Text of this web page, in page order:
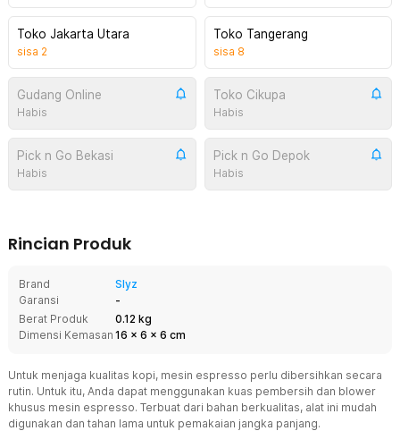
Toko Jakarta Utara
sisa 2
Toko Tangerang
sisa 8
Gudang Online
Habis
Toko Cikupa
Habis
Pick n Go Bekasi
Habis
Pick n Go Depok
Habis
Rincian Produk
Brand
Slyz
Garansi
-
Berat Produk
0.12 kg
Dimensi Kemasan 16 x 6 x 6 cm
Untuk menjaga kualitas kopi, mesin espresso perlu dibersihkan secara
rutin. Untuk itu, Anda dapat menggunakan kuas pembersih dan blower
khusus mesin espresso. Terbuat dari bahan berkualitas, alat ini mudah
digunakan dan tahan lama untuk pemakaian jangka panjang.